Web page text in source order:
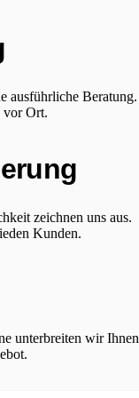
ausführliche Beratung.
vor Ort.
zeichnen uns aus.
Kunden.
unterbreiten wir Ihnen